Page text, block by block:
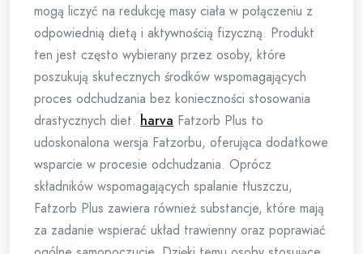
mogą liczyć na redukcję masy ciała w połączeniu z
odpowiednią dietą i aktywnością fizyczną. Produkt
ten jest często wybierany przez osoby, które
poszukują skutecznych środków wspomagających
proces odchudzania bez konieczności stosowania
drastycznych diet. harva Fatzorb Plus to
udoskonalona wersja Fatzorbu, oferująca dodatkowe
wsparcie w procesie odchudzania. Oprócz
składników wspomagających spalanie tłuszczu,
Fatzorb Plus zawiera również substancje, które mają
za zadanie wspierać układ trawienny oraz poprawiać